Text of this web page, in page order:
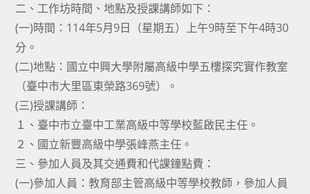
二、工作坊時間、地點及授課講師如下：
(一)時間：114年5月9日（星期五）上午9時至下午4時30
分。
(二)地點：國立中興大學附屬高級中學五樓探究實作教室
（臺中市大里區東榮路369號）。
(三)授課講師：
１、臺中市立臺中工業高級中等學校藍啟民主任。
２、國立新豐高級中學張峰燕主任。
三、參加人員及其交通費和代課鐘點費：
(一)參加人員：教育部主管高級中等學校教師，參加人員